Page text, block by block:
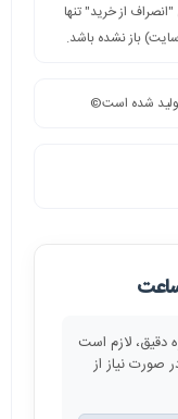
از خرید" تنها
باز نشده باشد.
شده است©️
دقیق، لازم است
صورت نیاز از